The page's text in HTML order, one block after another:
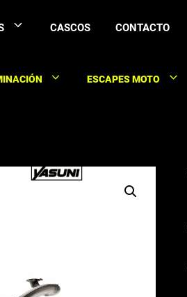
CASCOS CONTACTO
ESCAPES MOTO